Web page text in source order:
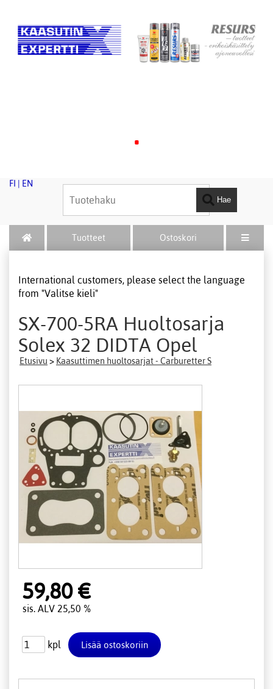
.
FI EN
Hae
Tuotteet Ostoskori
International customers, please select the language
from "Valitse kieli"
SX-700-5RA Huoltosarja
Solex 32 DIDTA Opel
Etusivu > Kaasuttimen huoltosarjat - Carburetter S
59,80 €
sis. ALV 25,50 %
kpl